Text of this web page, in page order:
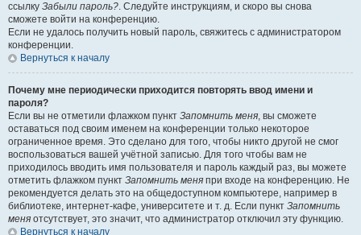
ссылку Забыли пароль?. Следуйте инструкциям, и скоро вы снова
сможете войти на конференцию.
Если не удалось получить новый пароль, свяжитесь с администратором
конференции.
Вернуться к началу
Почему мне периодически приходится повторять ввод имени и
пароля?
Если вы не отметили флажком пункт Запомнить меня, вы сможете
оставаться под своим именем на конференции только некоторое
ограниченное время. Это сделано для того, чтобы никто другой не смог
воспользоваться вашей учётной записью. Для того чтобы вам не
приходилось вводить имя пользователя и пароль каждый раз, вы можете
отметить флажком пункт Запомнить меня при входе на конференцию. Не
рекомендуется делать это на общедоступном компьютере, например в
библиотеке, интернет-кафе, университете и т. д. Если пункт Запомнить
меня отсутствует, это значит, что администратор отключил эту функцию.
Вернуться к началу